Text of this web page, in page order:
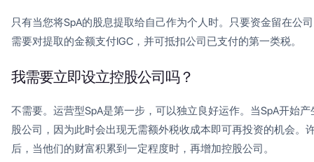
只有当您将SpA的股息提取给自己作为个人时。只要资金留在公
需要对提取的金额支付IGC，并可抵扣公司已支付的第一类税。
我需要立即设立控股公司吗？
不需要。运营型SpA是第一步，可以独立良好运作。当SpA开始
股公司，因为此时会出现无需额外税收成本即可再投资的机会。
后，当他们的财富积累到一定程度时，再增加控股公司。